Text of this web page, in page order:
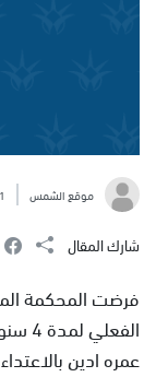
موقع الشمس
شارك المقال
فرضت المحكمة
عمره ادين